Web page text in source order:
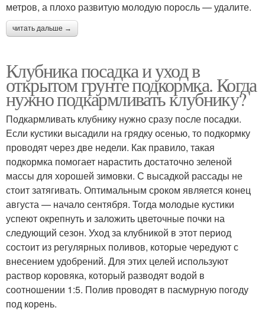
метров, а плохо развитую молодую поросль — удалите.
читать дальше →
Клубника посадка и уход в
открытом грунте подкормка. Когда
нужно подкармливать клубнику?
Подкармливать клубнику нужно сразу после посадки.
Если кустики высадили на грядку осенью, то подкормку
проводят через две недели. Как правило, такая
подкормка помогает нарастить достаточно зеленой
массы для хорошей зимовки. С высадкой рассады не
стоит затягивать. Оптимальным сроком является конец
августа — начало сентября. Тогда молодые кустики
успеют окрепнуть и заложить цветочные почки на
следующий сезон. Уход за клубникой в этот период
состоит из регулярных поливов, которые чередуют с
внесением удобрений. Для этих целей используют
раствор коровяка, который разводят водой в
соотношении 1:5. Полив проводят в пасмурную погоду
под корень.